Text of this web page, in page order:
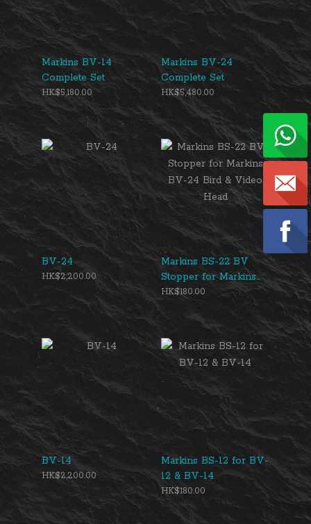
Markins BV-14
Complete Set
HK$5,180.00
Markins BV-24
Complete Set
HK$5,480.00
BV-24
HK$2,200.00
Markins BS-22 BV
Stopper for Markins
BV-24 Bird & Video
HK$180.00
BV-14
HK$2,200.00
Markins BS-12 for BV-
12 & BV-14
HK$180.00